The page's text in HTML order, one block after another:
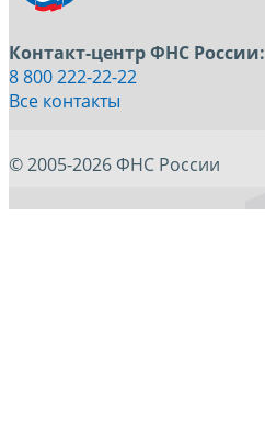
Контакт-центр ФНС России:
8 800 222-22-22
Все контакты
© 2005-2026 ФНС России